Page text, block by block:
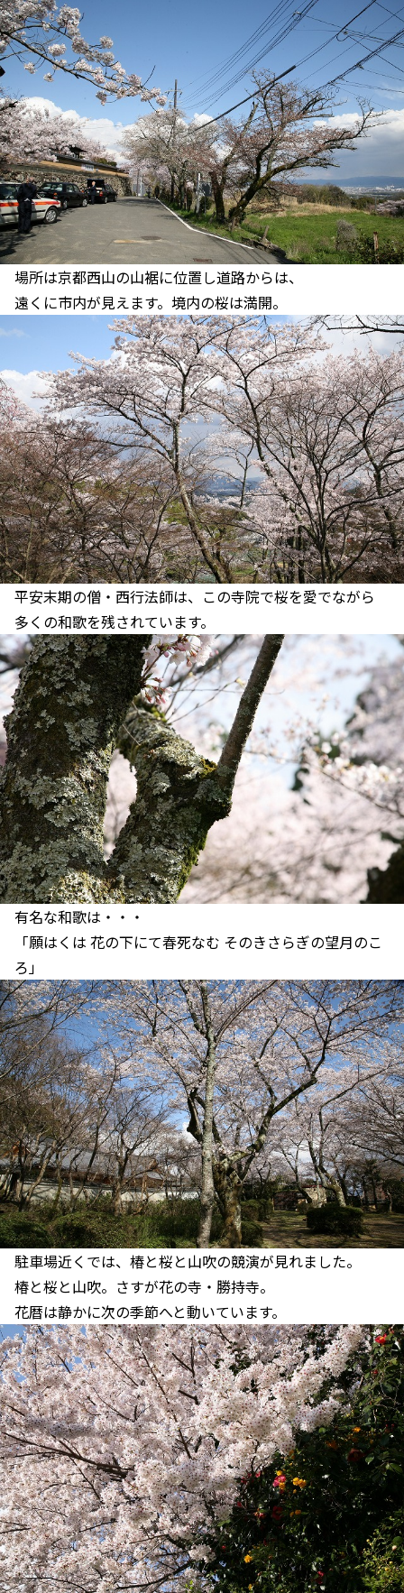
場所は京都西山の山裾に位置し道路からは、
遠くに市内が見えます。境内の桜は満開。
平安末期の僧・西行法師は、この寺院で桜を愛でながら
多くの和歌を残されています。
有名な和歌は・・・
「願はくは 花の下にて春死なむ そのきさらぎの望月のこ
ろ」
駐車場近くでは、椿と桜と山吹の競演が見れました。
椿と桜と山吹。さすが花の寺・勝持寺。
花暦は静かに次の季節へと動いています。